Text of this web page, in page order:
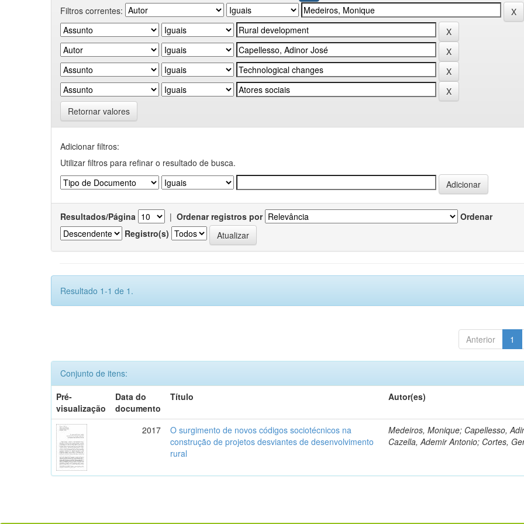
Filtros correntes:
Retornar valores
Adicionar filtros:
Utilizar filtros para refinar o resultado de busca.
Resultados/Página | Ordenar registros por
Ordenar
Registro(s)
Resultado 1-1 de 1.
Anterior 1
Conjunto de itens:
Pré-
visualização
Data do
documento
Título Autor(es)
2017
O surgimento de novos códigos sociotécnicos na
construção de projetos desviantes de desenvolvimento
rural
Medeiros, Monique; Capellesso,
Cazella, Ademir Antonio; Cortes,